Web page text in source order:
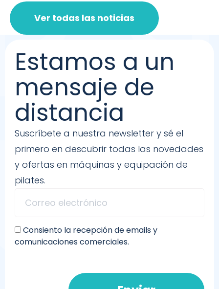
Ver todas las noticias
Estamos a un
mensaje de
distancia
Suscríbete a nuestra newsletter y sé el
primero en descubrir todas las novedades
y ofertas en máquinas y equipación de
pilates.
Consiento la recepción de emails y
comunicaciones comerciales.